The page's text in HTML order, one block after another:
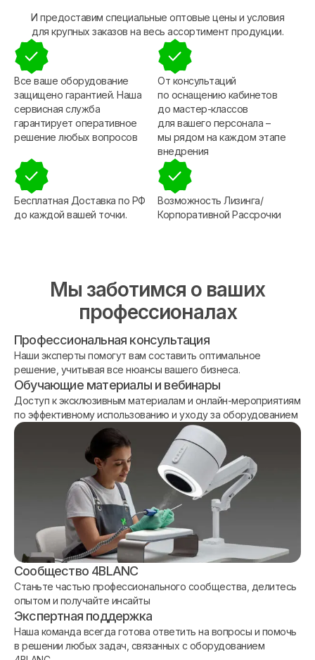
И предоставим специальные оптовые цены и условия
для крупных заказов на весь ассортимент продукции.
Все ваше оборудование
защищено гарантией. Наша
сервисная служба
гарантирует оперативное
решение любых вопросов
От консультаций
по оснащению кабинетов
до мастер-классов
для вашего персонала –
мы рядом на каждом этапе
внедрения
Бесплатная Доставка по РФ
до каждой вашей точки.
Возможность Лизинга/
Корпоративной Рассрочки
Мы заботимся о ваших
профессионалах
Профессиональная консультация
Наши эксперты помогут вам составить оптимальное
решение, учитывая все нюансы вашего бизнеса.
Обучающие материалы и вебинары
Доступ к эксклюзивным материалам и онлайн-мероприятиям
по эффективному использованию и уходу за оборудованием
Сообщество 4BLANC
Станьте частью профессионального сообщества, делитесь
опытом и получайте инсайты
Экспертная поддержка
Наша команда всегда готова ответить на вопросы и помочь
в решении любых задач, связанных с оборудованием